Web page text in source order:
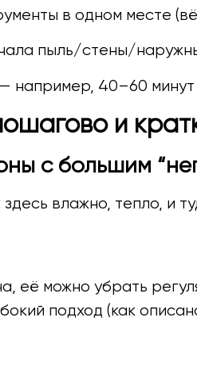
в одном месте
пыль/стены/
например, 40–60 минут
и
с большим
влажно, тепло, и
её можно убрать
подход (как